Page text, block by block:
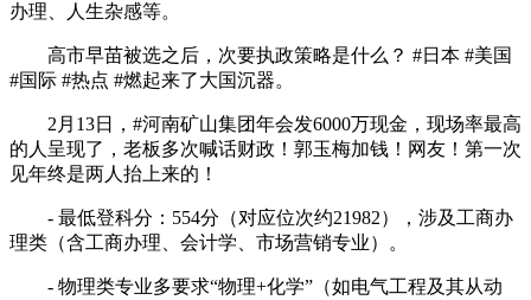
办理、人生杂感等。
高市早苗被选之后，次要执政策略是什么？ #日本 #美国
#国际 #热点 #燃起来了大国沉器。
2月13日，#河南矿山集团年会发6000万现金，现场率最高
的人呈现了，老板多次喊话财政！郭玉梅加钱！网友！第一次
见年终是两人抬上来的！
- 最低登科分：554分（对应位次约21982），涉及工商办
理类（含工商办理、会计学、市场营销专业）。
- 物理类专业多要求“物理+化学”（如电气工程及其从动